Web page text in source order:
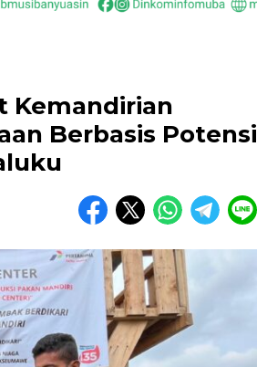
Kemandirian
Berbasis Potensi